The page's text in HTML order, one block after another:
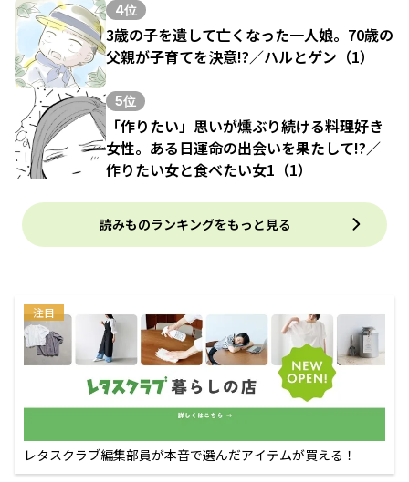
4位
3歳の子を遺して亡くなった一人娘。70歳の
父親が子育てを決意!?／ハルとゲン（1）
5位
「作りたい」思いが燻ぶり続ける料理好き
女性。ある日運命の出会いを果たして!?／
作りたい女と食べたい女1（1）
読みものランキングをもっと見る
注目
レタスクラブ編集部員が本音で選んだアイテムが買える！